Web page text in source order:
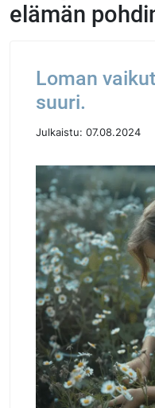
elämän
Loman
suuri.
Julkaistu: 07.08.2024